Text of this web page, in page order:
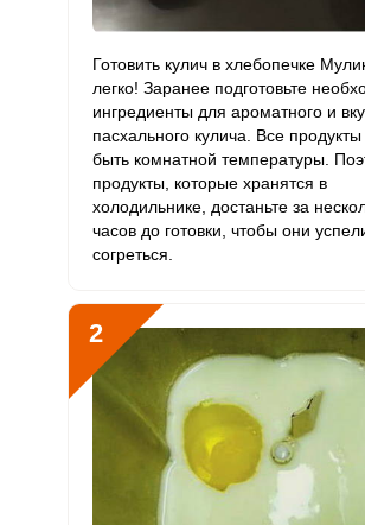
В12
Витамин
С
2.1 мкг 90 мкг 0.2
Витамин
D
5.6 мкг 5.2
Витамин
E
Витамин
Витамин
20.9 мг 20 мг
960 мг 2500 мг
Готовить кулич в хлебопечке
легко! Заранее подготовьте
ингредиенты для ароматного и
пасхального кулича. Все
быть комнатной температуры.
продукты, которые хранятся в
холодильнике, достаньте за
часов до готовки, чтобы они
согреться.
2